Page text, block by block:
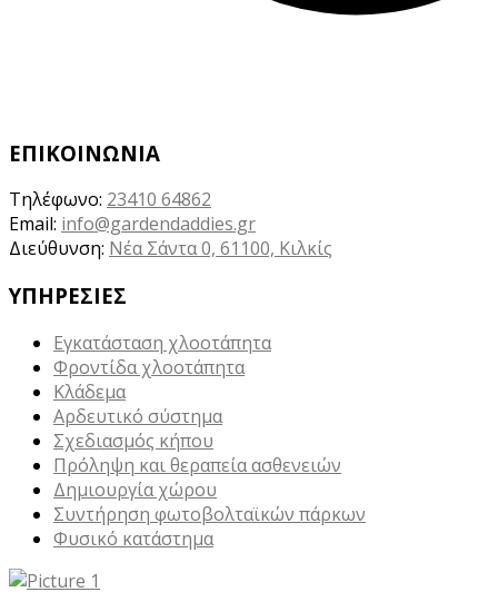
ΕΠΙΚΟΙΝΩΝΙΑ
Τηλέφωνο: 23410 64862
Email: info@gardendaddies.gr
Διεύθυνση: Νέα Σάντα 0, 61100, Κιλκίς
ΥΠΗΡΕΣΙΕΣ
Εγκατάσταση χλοοτάπητα
Φροντίδα χλοοτάπητα
Κλάδεμα
Αρδευτικό σύστημα
Σχεδιασμός κήπου
Πρόληψη και θεραπεία ασθενειών
Δημιουργία χώρου
Συντήρηση φωτοβολταϊκών πάρκων
Φυσικό κατάστημα